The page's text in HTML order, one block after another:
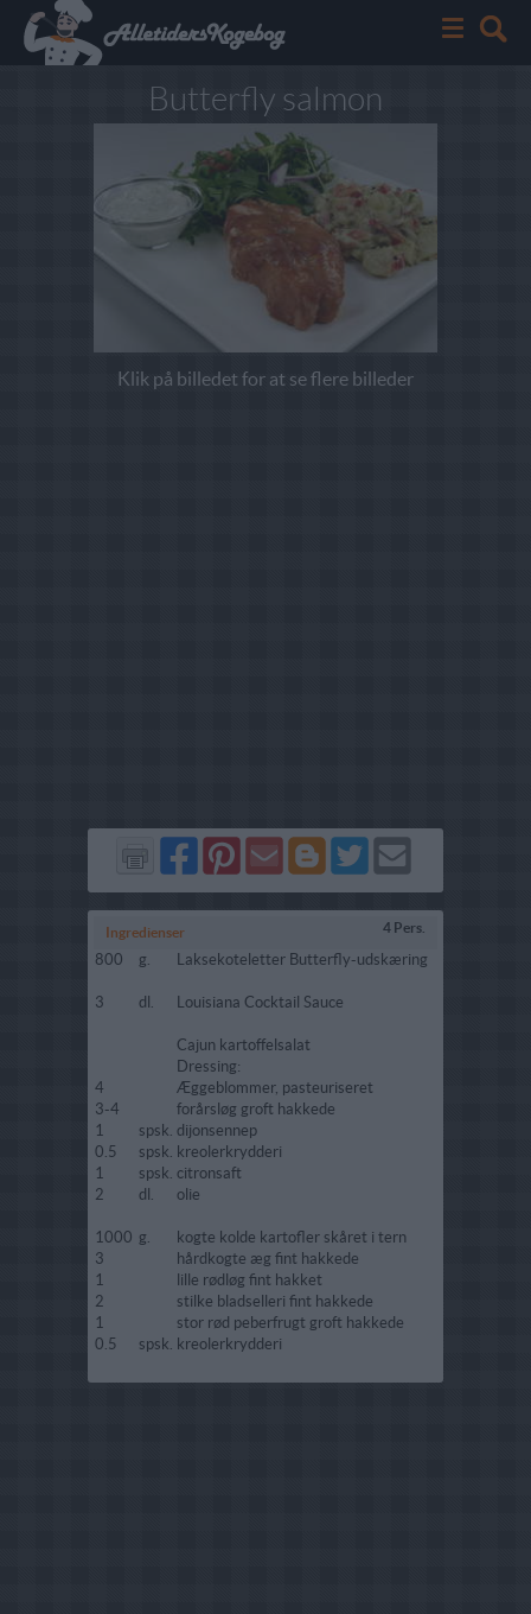
Butterfly salmon
Klik på billedet for at se flere billeder
Del
på
Del
på
Send
via
Del
på
Del
på
Send
Ingredienser 4 Pers.
800 g. Laksekoteletter Butterfly-udskæring
3 dl. Louisiana Cocktail Sauce
Cajun kartoffelsalat
Dressing:
4
Æggeblommer, pasteuriseret
3-4
forårsløg groft hakkede
1
spsk. dijonsennep
0.5
spsk. kreolerkrydderi
1
spsk. citronsaft
2
dl. olie
1000 g.
kogte kolde kartofler skåret i tern
3
hårdkogte æg fint hakkede
1
lille rødløg fint hakket
2
stilke bladselleri fint hakkede
1
stor rød peberfrugt groft hakkede
0.5
spsk. kreolerkrydderi